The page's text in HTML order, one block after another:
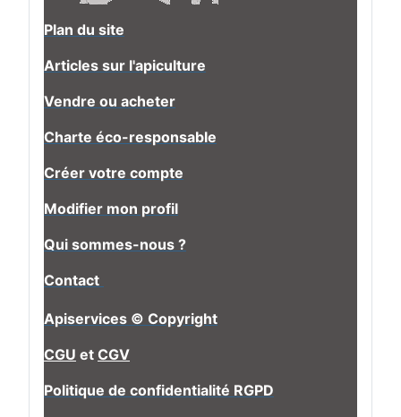
Plan du site
Articles sur l'apiculture
Vendre ou acheter
Charte éco-responsable
Créer votre compte
Modifier mon profil
Qui sommes-nous ?
Contact
Apiservices © Copyright
CGU et CGV
Politique de confidentialité RGPD